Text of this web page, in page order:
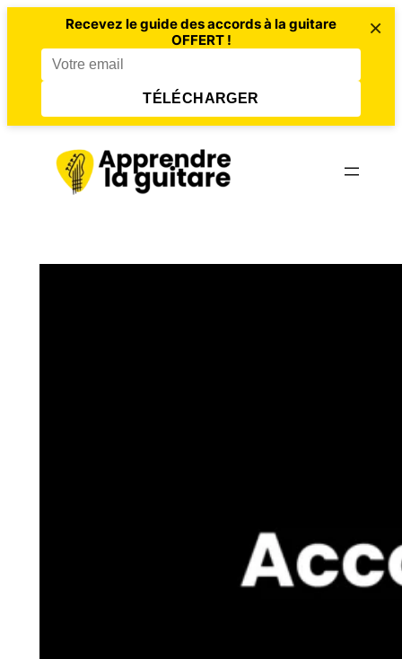
Recevez le guide des accords à la guitare
OFFERT !
TÉLÉCHARGER
×
contenu